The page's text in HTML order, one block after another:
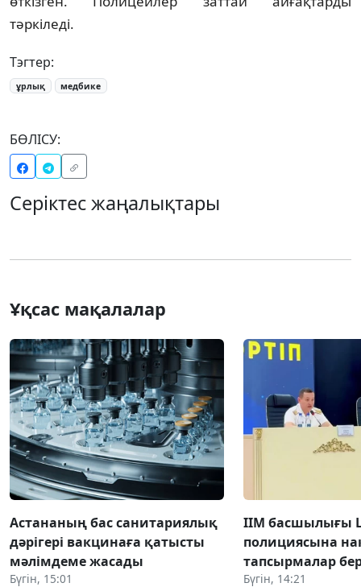
тәркіледі.
Тэгтер:
ұрлық медбике
БӨЛІСУ:
Серіктес жаңалықтары
Ұқсас мақалалар
Астананың бас санитариялық
дәрігері вакцинаға қатысты
мәлімдеме жасады
Бүгін, 15:01
ІІМ басшылығы
полициясына
тапсырмалар
Бүгін, 14:21